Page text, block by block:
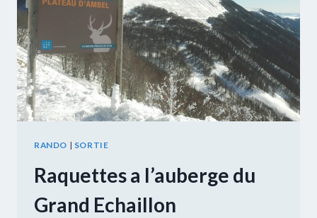
RANDO | SORTIE
Raquettes a l’auberge du
Grand Echaillon